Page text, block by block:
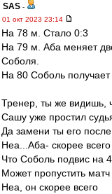
SAS -
01 окт 2023 23:14
На 78 м. Стало 0:3
На 79 м. Аба меняет
Соболя.
На 80 Соболь получает
Тренер, ты же видишь,
Сашу уже простил судья
Да замени ты его после
Неа...Аба- скорее
Что Соболь подвис на
Может пропустить матч
Неа, он скорее всего